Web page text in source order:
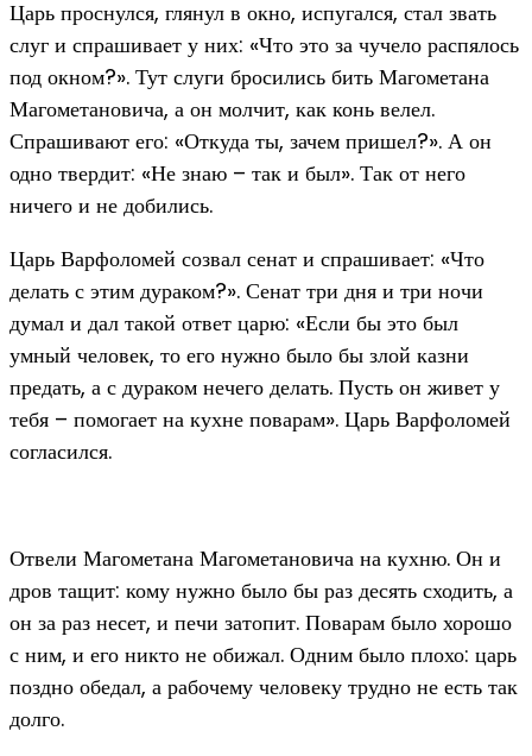
Царь проснулся, глянул в окно, испугался, стал звать
слуг и спрашивает у них: «Что это за чучело распялось
под окном?». Тут слуги бросились бить Магометана
Магометановича, а он молчит, как конь велел.
Спрашивают его: «Откуда ты, зачем пришел?». А он
одно твердит: «Не знаю – так и был». Так от него
ничего и не добились.
Царь Варфоломей созвал сенат и спрашивает: «Что
делать с этим дураком?». Сенат три дня и три ночи
думал и дал такой ответ царю: «Если бы это был
умный человек, то его нужно было бы злой казни
предать, а с дураком нечего делать. Пусть он живет у
тебя – помогает на кухне поварам». Царь Варфоломей
согласился.
Отвели Магометана Магометановича на кухню. Он и
дров тащит: кому нужно было бы раз десять сходить, а
он за раз несет, и печи затопит. Поварам было хорошо
с ним, и его никто не обижал. Одним было плохо: царь
поздно обедал, а рабочему человеку трудно не есть так
долго.